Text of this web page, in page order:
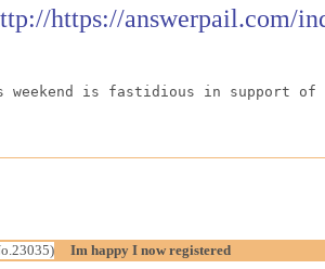
https://answerpail.com/
is fastidious in support of
Im happy I now registered